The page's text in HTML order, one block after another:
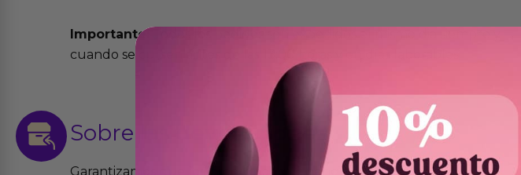
Importante:
cuando se cursen antes de las 13:00 horas y en días laborables.
Sobre las devoluciones
Garantizamos que los productos que vendemos funcionan